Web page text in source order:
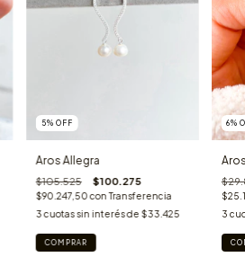
5% OFF
Aros Allegra
$105.525 $100.275
$90.247,50con Transferencia
3 cuotas sin interés de $33.425
6%
3